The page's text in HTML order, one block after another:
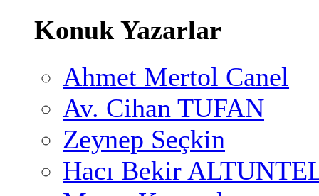
Konuk Yazarlar
Ahmet Mertol Canel
Av. Cihan TUFAN
Zeynep Seçkin
Hacı Bekir